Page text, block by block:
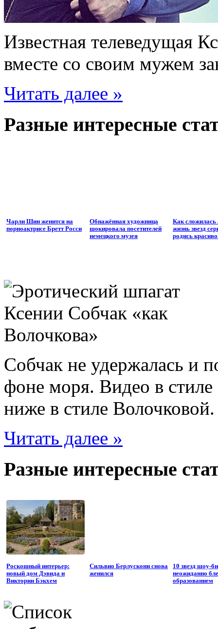
Известная телеведущая
вместе со своим мужем
Читать далее »
Разные интересные
Чарли Шин женится на
порноактрисе Бретт Росси
Обнажённая художница
шокировала посетителей
немецкого музея
Как сложилась
жизнь звезд
родись
Собчак не удержалась и
фоне моря. Видео в
ниже в стиле Волочковой.
Читать далее »
Разные интересные
Роскошный интерьер:
новый дом Дэвида и
Виктории Бэкхем
Сильвио Берлускони снова
женился
10 звезд шоу-
неожиданно
образованием